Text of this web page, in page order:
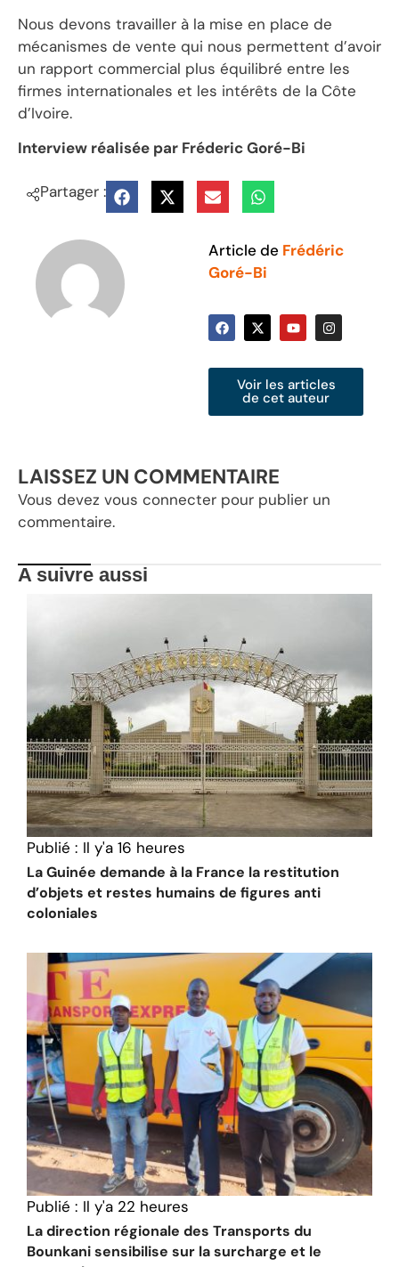
Nous devons travailler à la mise en place de
mécanismes de vente qui nous permettent d’avoir
un rapport commercial plus équilibré entre les
firmes internationales et les intérêts de la Côte
d’Ivoire.
Interview réalisée par Fréderic Goré-Bi
Partager :
Article de Frédéric
Goré-Bi
Voir les articles
de cet auteur
LAISSEZ UN COMMENTAIRE
Vous devez vous connecter pour publier un
commentaire.
A suivre aussi
Publié : Il y'a 16 heures
La Guinée demande à la France la restitution
d’objets et restes humains de figures anti
coloniales
Publié : Il y'a 22 heures
La direction régionale des Transports du
Bounkani sensibilise sur la surcharge et le